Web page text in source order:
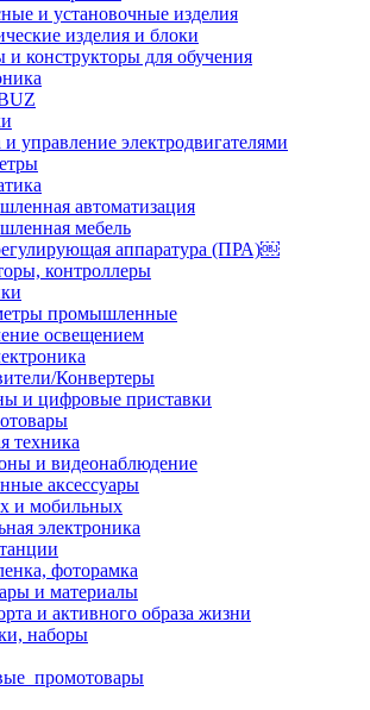
и установочные изделия
изделия и блоки
и конструкторы для обучения
управление электродвигателями
автоматизация
мебель
аппаратура (ПРА)￼
контроллеры
промышленные
освещением
Конвертеры
и цифровые приставки
техника
и видеонаблюдение
аксессуары
и мобильных
электроника
фоторамка
и материалы
и активного образа жизни
наборы